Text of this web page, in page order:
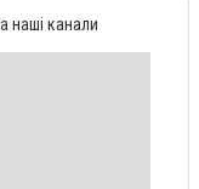
наші канали